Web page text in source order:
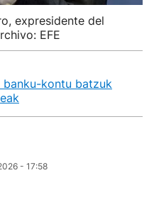
expresidente del
EFE
banku-kontu batzuk
- 17:58